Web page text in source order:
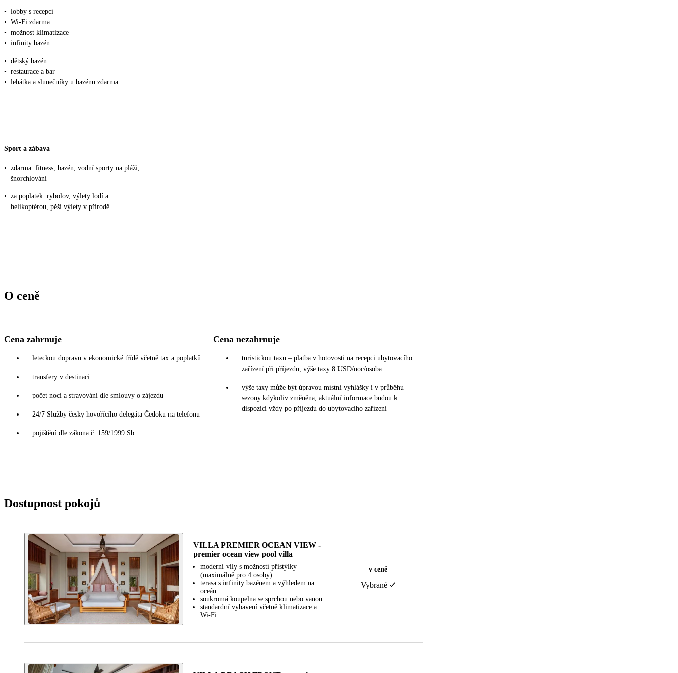
• lobby s recepcí
• Wi-Fi zdarma
• možnost klimatizace
• infinity bazén
• dětský bazén
• restaurace a bar
• lehátka a slunečníky u bazénu zdarma
Sport a zábava
• zdarma: fitness, bazén, vodní sporty na pláži,
šnorchlování
• za poplatek: rybolov, výlety lodí a
helikoptérou, pěší výlety v přírodě
O ceně
Cena zahrnuje
leteckou dopravu v ekonomické třídě včetně tax a poplatků
transfery v destinaci
počet nocí a stravování dle smlouvy o zájezdu
24/7 Služby česky hovořícího delegáta Čedoku na telefonu
pojištění dle zákona č. 159/1999 Sb.
Cena nezahrnuje
turistickou taxu – platba v hotovosti na recepci ubytovacího
zařízení při příjezdu, výše taxy 8 USD/noc/osoba
výše taxy může být úpravou místní vyhlášky i v průběhu
sezony kdykoliv změněna, aktuální informace budou k
dispozici vždy po příjezdu do ubytovacího zařízení
Dostupnost pokojů
VILLA PREMIER OCEAN VIEW -
premier ocean view pool villa
moderní vily s možností přistýlky
(maximálně pro 4 osoby)
terasa s infinity bazénem a výhledem na
oceán
soukromá koupelna se sprchou nebo vanou
standardní vybavení včetně klimatizace a
Wi-Fi
v ceně
Vybrané